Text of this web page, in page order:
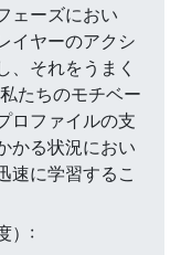
ェーズにおい
イヤーのアクシ
、それをうまく
たちのモチベー
ロファイルの支
かる状況におい
速に学習するこ
）: